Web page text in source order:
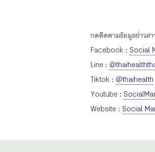
กดติดตามข้อมูลข่าวส
Facebook : Social
Line :
Tiktok : @thaihealth
Youtube :
Website : Social